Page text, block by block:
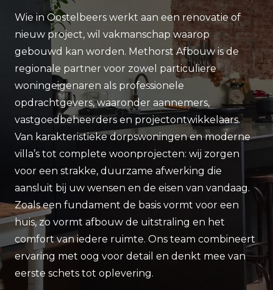
Wie in Oostelbeers werkt aan een renovatie of
nieuw project, wil vakmanschap waarop
gebouwd kan worden. Methorst Afbouw is de
regionale partner voor zowel particuliere
woningeigenaren als professionele
opdrachtgevers, waaronder aannemers,
vastgoedbeheerders en projectontwikkelaars.
Van karakteristieke dorpswoningen en moderne
villa’s tot complete woonprojecten: wij zorgen
voor een strakke, duurzame afwerking die
aansluit bij uw wensen en de eisen van vandaag.
Zoals een fundament de basis vormt voor een
huis, zo vormt afbouw de uitstraling en het
comfort van iedere ruimte. Ons team combineert
ervaring met oog voor detail en denkt mee van
eerste schets tot oplevering.